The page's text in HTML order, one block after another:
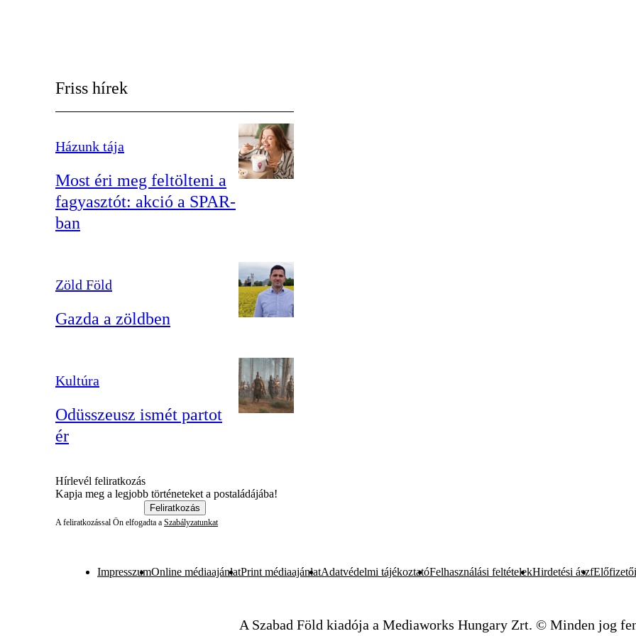
Friss hírek
Házunk tája
Most éri meg feltölteni a
fagyasztót: akció a SPAR-
ban
Zöld Föld
Gazda a zöldben
Kultúra
Odüsszeusz ismét partot
ér
Hírlevél feliratkozás
Kapja meg a legjobb történeteket a postaládájába!
Feliratkozás
A feliratkozással Ön elfogadta a Szabályzatunkat
ImpresszumOnline médiaajánlatPrint médiaajánlatAdatvédelmi tájékoztatóFelhasználási feltételekHirdetési ászf
A Szabad Föld kiadója a Mediaworks Hungary Zrt. © Minden jog